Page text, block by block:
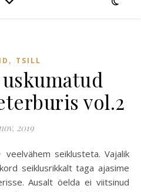
, TSILL
vol.2
2019
seiklusrikkalt taga ajasime
Ausalt öelda ei viitsinud